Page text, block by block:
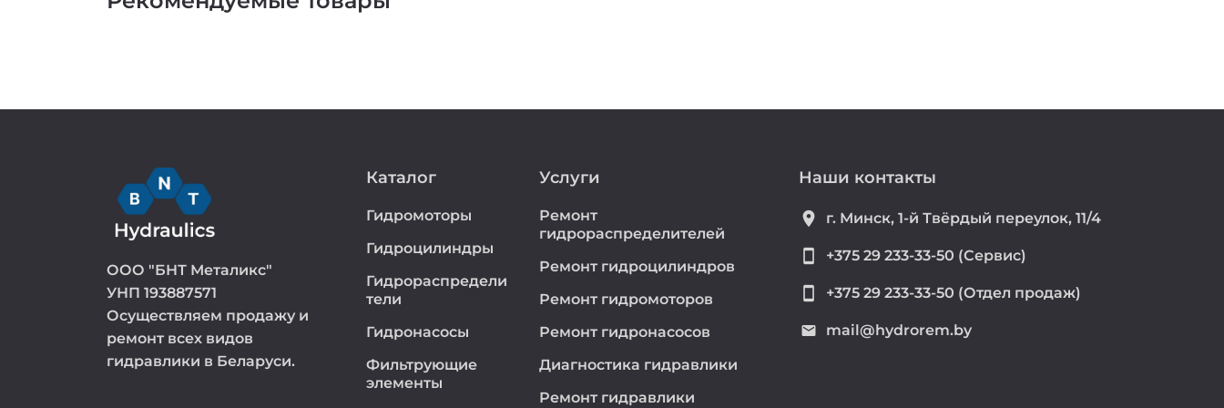
ООО "БНТ Металикс"
УНП 193887571
Осуществляем продажу и
ремонт всех видов
гидравлики в Беларуси.
Каталог
Гидромоторы
Гидроцилиндры
Гидрораспредели
тели
Гидронасосы
Фильтрующие
элементы
Услуги
Ремонт
гидрораспределителей
Ремонт гидроцилиндров
Ремонт гидромоторов
Ремонт гидронасосов
Диагностика гидравлики
Ремонт гидравлики
Наши контакты
location_on г. Минск, 1-й Твёрдый переулок, 11/4
smartphone +375 29 233-33-50 (Сервис)
smartphone +375 29 233-33-50 (Отдел продаж)
email mail@hydrorem.by